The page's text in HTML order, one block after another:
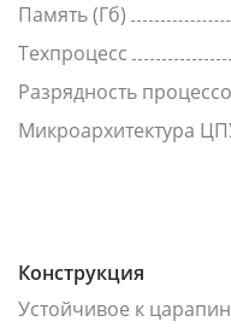
Память (Гб)
Техпроцесс
Разрядность
Микроархитектура
Конструкция
Устойчивое к